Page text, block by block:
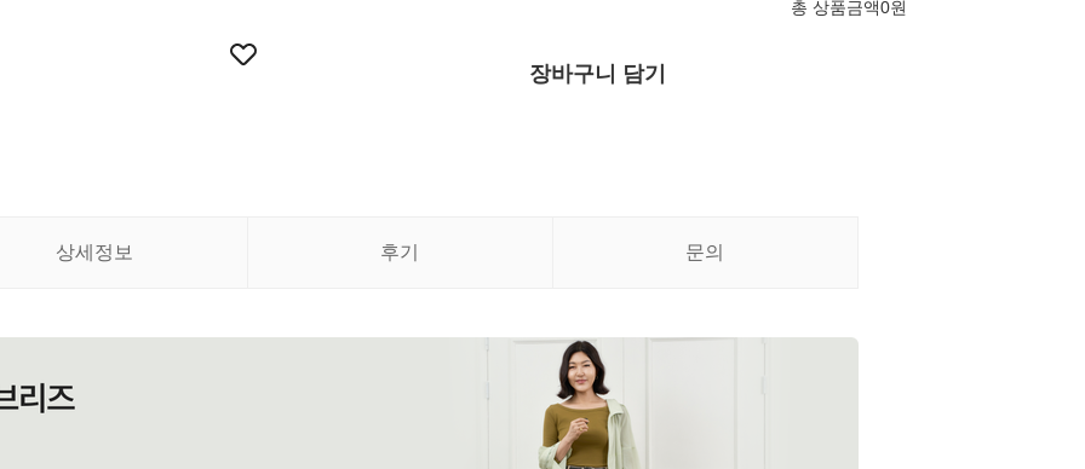
총 상품금액0원
장바구니 담기
상세정보 후기 문의